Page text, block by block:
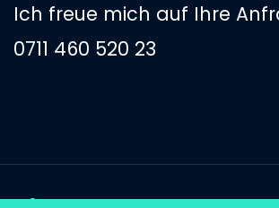
Ich freue mich auf Ihre
0711 460 520 23
© 2026 Trendmarke GmbH Impressum